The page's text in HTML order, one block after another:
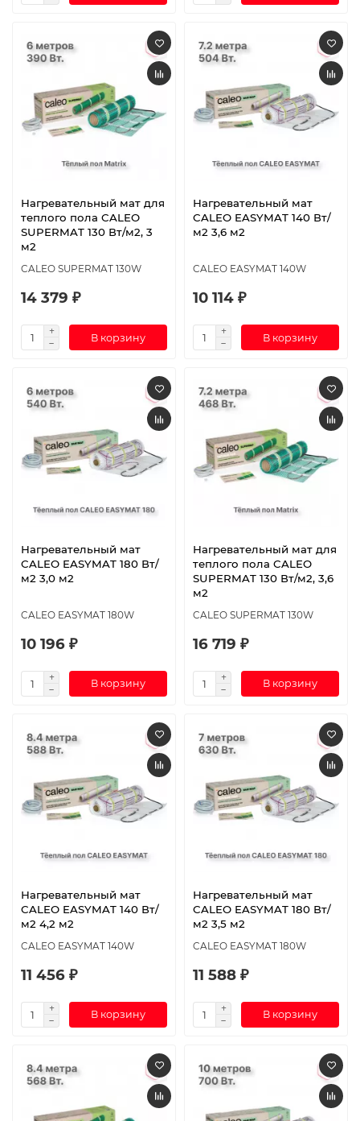
Нагревательный мат для
теплого пола CALEO
SUPERMAT 130 Вт/м2, 3
м2
CALEO SUPERMAT 130W
14 379 ₽
В корзину
Нагревательный мат
CALEO EASYMAT 140 Вт/
м2 3,6 м2
CALEO EASYMAT 140W
10 114 ₽
В корзину
Нагревательный мат
CALEO EASYMAT 180 Вт/
м2 3,0 м2
CALEO EASYMAT 180W
10 196 ₽
В корзину
Нагревательный мат для
теплого пола CALEO
SUPERMAT 130 Вт/м2, 3,6
м2
CALEO SUPERMAT 130W
16 719 ₽
В корзину
Нагревательный мат
CALEO EASYMAT 140 Вт/
м2 4,2 м2
CALEO EASYMAT 140W
11 456 ₽
В корзину
Нагревательный мат
CALEO EASYMAT 180 Вт/
м2 3,5 м2
CALEO EASYMAT 180W
11 588 ₽
В корзину